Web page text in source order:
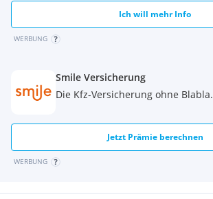
Ich will mehr Info
WERBUNG
Smile Versicherung
Die Kfz-Versicherung ohne Blabla.
Jetzt Prämie berechnen
WERBUNG